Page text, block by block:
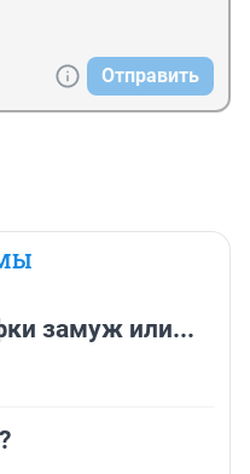
Отправить
замуж или...